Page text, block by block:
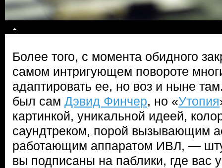
Более того, с момента обидного
самом интригующем повороте
адаптировать ее, но воз и ныне
был сам Дэвид Финчер, но «Утопия
картинкой, уникальной идеей,
саундтреком, порой вызывающим
работающим аппаратом ИВЛ, —
вы подписаны на паблики, где вас